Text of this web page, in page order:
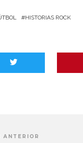
HISTORIAS ROCK
ANTERIOR